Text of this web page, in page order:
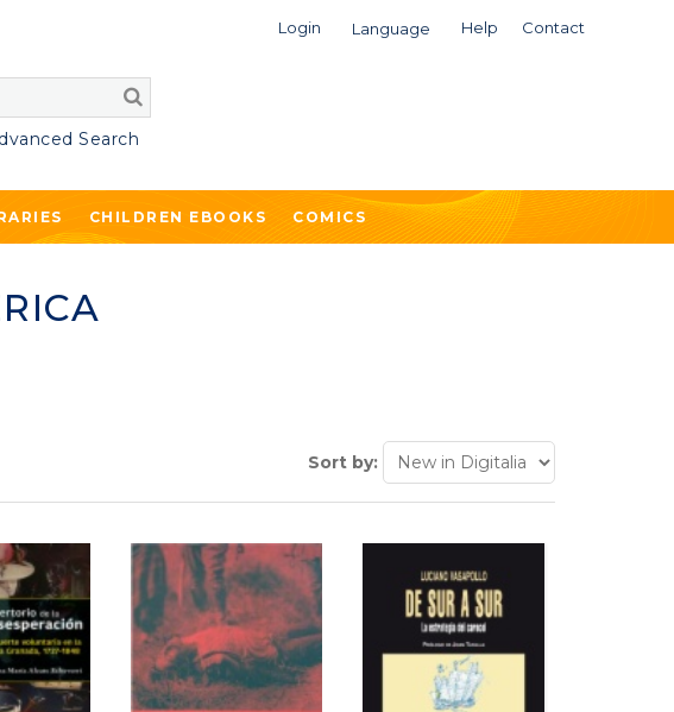
Login Language Help Contact
Search
CHILDREN EBOOKS COMICS
Sort by: